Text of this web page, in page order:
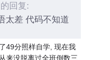
回复:
太差 代码不知道
49分照样自学, 现在我
来没脱离过全班倒数三